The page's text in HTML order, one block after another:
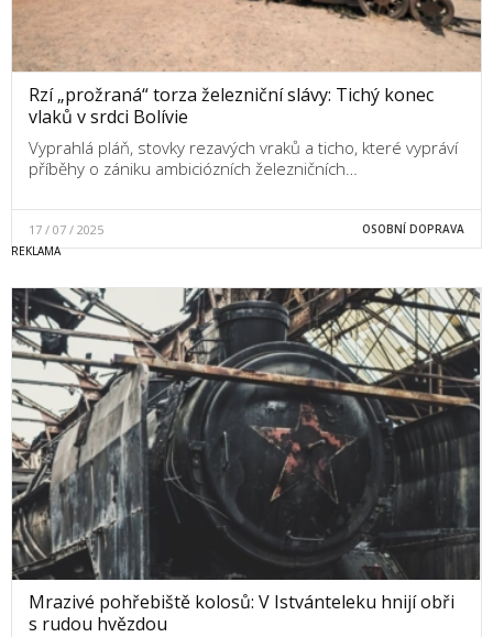
Rzí „prožraná“ torza železniční slávy: Tichý konec
vlaků v srdci Bolívie
Vyprahlá pláň, stovky rezavých vraků a ticho, které vypráví
příběhy o zániku ambiciózních železničních…
17 / 07 / 2025 OSOBNÍ DOPRAVA
Mrazivé pohřebiště kolosů: V Istvánteleku hnijí obři
s rudou hvězdou